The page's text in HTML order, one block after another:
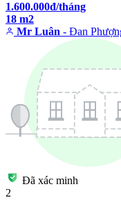
1.600.000đ/tháng
18 m2
Mr Luân - Đan
Đã xác minh
2